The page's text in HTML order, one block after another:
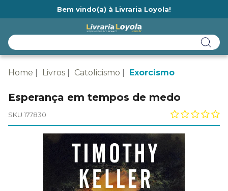
Bem vindo(a) à Livraria Loyola!
Home Livros Catolicismo Exorcismo
Esperança em tempos de medo
SKU 177830